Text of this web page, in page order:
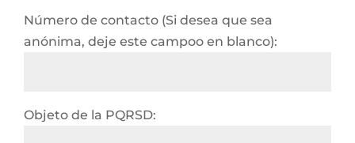
Número de contacto (Si desea que sea
anónima, deje este campoo en blanco):
Objeto de la PQRSD: